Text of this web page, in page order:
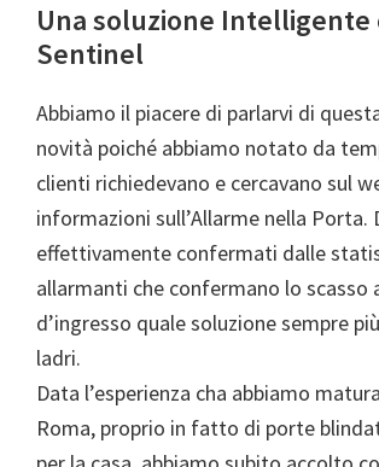
Una soluzione Intelligente
Sentinel
Abbiamo il piacere di parlarvi di
novità poiché abbiamo notato da
clienti richiedevano e cercavano sul
informazioni sull’Allarme nella Porta.
effettivamente confermati dalle
allarmanti che confermano lo scasso
d’ingresso quale soluzione sempre
ladri.
Data l’esperienza cha abbiamo
Roma, proprio in fatto di porte